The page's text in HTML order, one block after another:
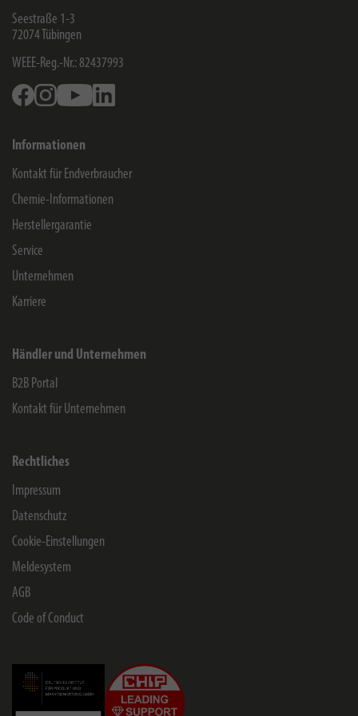
Seestraße 1-3
72074 Tübingen
WEEE-Reg.-Nr.: 82437993
FacebookInstagramYoutube
Informationen
Kontakt für Endverbraucher
Chemie-Informationen
Herstellergarantie
Service
Unternehmen
Karriere
Händler und Unternehmen
B2B Portal
Kontakt für Unternehmen
Rechtliches
Impressum
Datenschutz
Cookie-Einstellungen
Meldesystem
AGB
Code of Conduct